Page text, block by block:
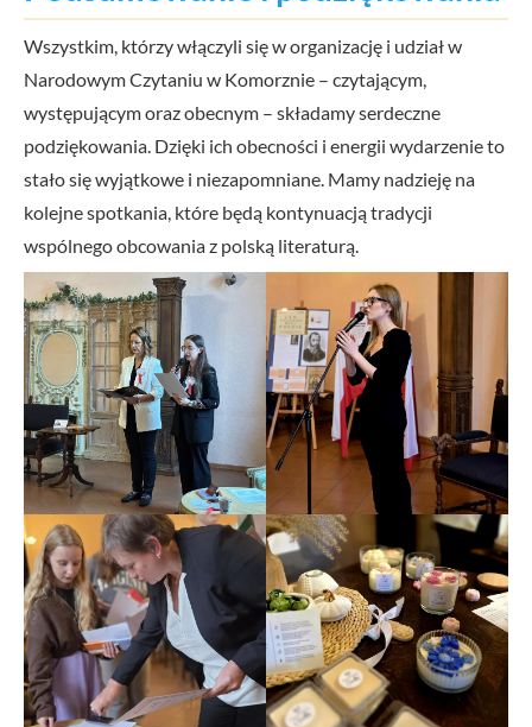
Wszystkim, którzy włączyli się w organizację i udział w
Narodowym Czytaniu w Komorznie – czytającym,
występującym oraz obecnym – składamy serdeczne
podziękowania. Dzięki ich obecności i energii wydarzenie to
stało się wyjątkowe i niezapomniane. Mamy nadzieję na
kolejne spotkania, które będą kontynuacją tradycji
wspólnego obcowania z polską literaturą.